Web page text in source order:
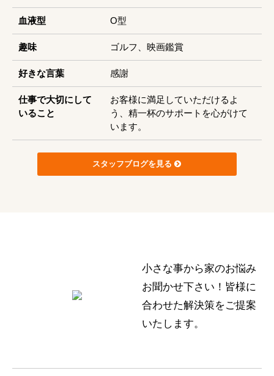
血液型 O型
趣味 ゴルフ、映画鑑賞
好きな言葉 感謝
仕事で大切にして
いること
お客様に満足していただけるよ
う、精一杯のサポートを心がけて
います。
スタッフブログを見る
小さな事から家のお悩み
お聞かせ下さい！皆様に
合わせた解決策をご提案
いたします。